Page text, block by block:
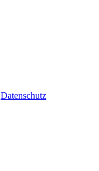
Datenschutz